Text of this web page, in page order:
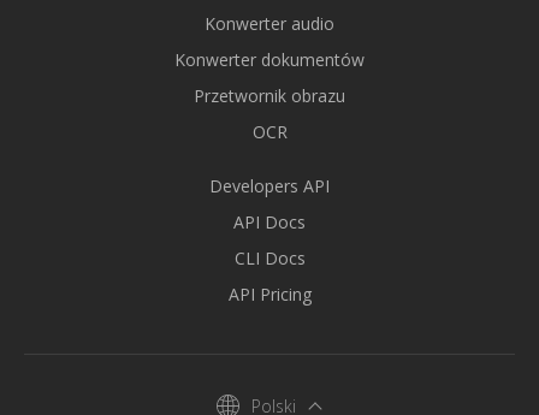
Konwerter audio
Konwerter dokumentów
Przetwornik obrazu
OCR
Developers API
API Docs
CLI Docs
API Pricing
Polski